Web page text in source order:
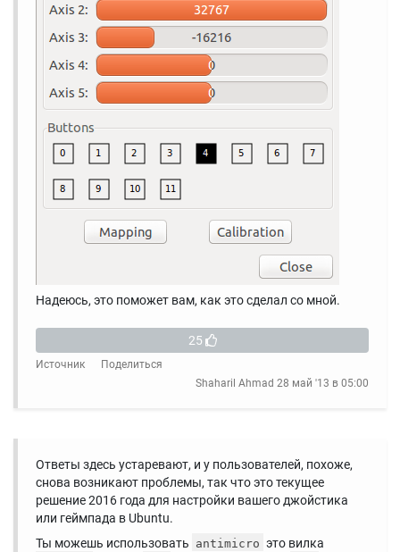
Надеюсь, это поможет вам, как это сделал со мной.
25
Источник
Поделиться
Shaharil Ahmad 28 май '13 в 05:00
Ответы здесь устаревают, и у пользователей, похоже,
снова возникают проблемы, так что это текущее
решение 2016 года для настройки вашего джойстика
или геймпада в Ubuntu.
Ты можешь использовать antimicro это вилка